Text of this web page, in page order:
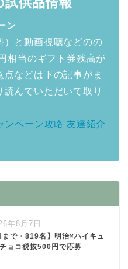
ン
）と動画視聴などのの
相当のギフト券残高が
などは下の記事がま
んでいただいて取り
ペーン攻略 友達紹介
年8月7日
まで・819名】明治×ハイキュ
ョコ税抜500円で応募